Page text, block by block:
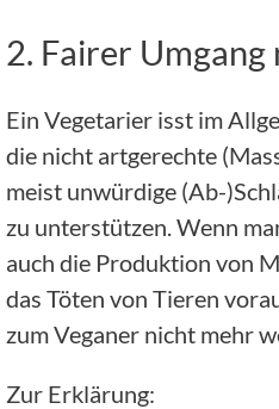
2. Fairer
Ein Vegetarier isst im
die nicht artgerechte
meist unwürdige (Ab-
zu unterstützen. Wenn
auch die Produktion von
das Töten von Tieren
zum Veganer nicht mehr
Zur Erklärung: